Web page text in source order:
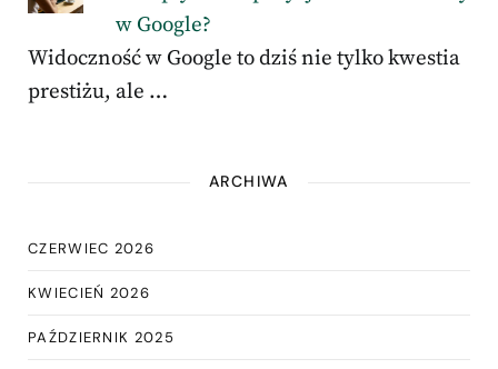
w Google?
Widoczność w Google to dziś nie tylko kwestia
prestiżu, ale …
ARCHIWA
CZERWIEC 2026
KWIECIEŃ 2026
PAŹDZIERNIK 2025